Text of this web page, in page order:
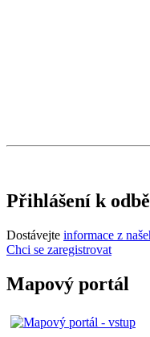
Přihlášení k
Dostávejte informace z
Chci se zaregistrovat
Mapový portál